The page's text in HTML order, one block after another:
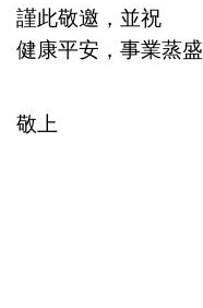
謹此敬邀，並祝
健康平安，事業蒸盛
敬上